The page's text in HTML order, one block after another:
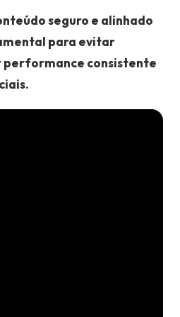
seguro e alinhado
para evitar
performance consistente